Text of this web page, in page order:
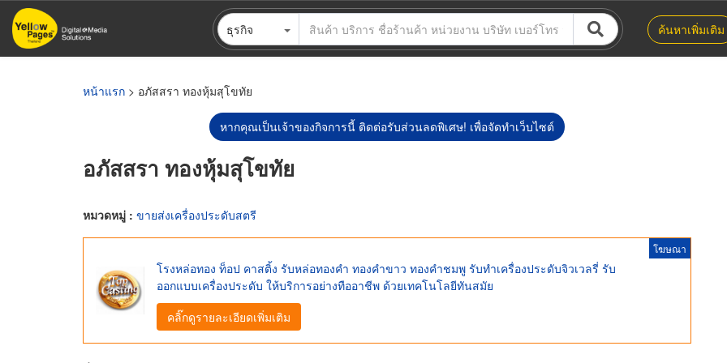
ข้าม
ไป
ธุรกิจ ค้นหาเพิ่มเติม
หน้าแรก > อภัสสรา ทองหุ้มสุโขทัย
หากคุณเป็นเจ้าของกิจการนี้ ติดต่อรับส่วนลดพิเศษ! เพื่อจัดทำเว็บไซต์
อภัสสรา ทองหุ้มสุโขทัย
หมวดหมู่ : ขายส่งเครื่องประดับสตรี
โฆษณา
โรงหล่อทอง ท็อป คาสติ้ง รับหล่อทองคำ ทองคำขาว ทองคำชมพู รับทำเครื่องประดับจิวเวลรี่ รับ
ออกแบบเครื่องประดับ ให้บริการอย่างทืออาชีพ ด้วยเทคโนโลยีทันสมัย
คลิ๊กดูรายละเอียดเพิ่มเติม